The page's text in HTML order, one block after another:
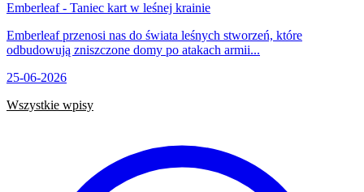
Emberleaf - Taniec kart w leśnej krainie
Emberleaf przenosi nas do świata leśnych stworzeń, które
odbudowują zniszczone domy po atakach armii...
25-06-2026
Wszystkie wpisy